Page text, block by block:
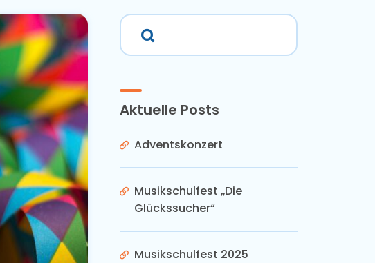
Aktuelle Posts
Adventskonzert
Musikschulfest „Die
Glückssucher“
Musikschulfest 2025